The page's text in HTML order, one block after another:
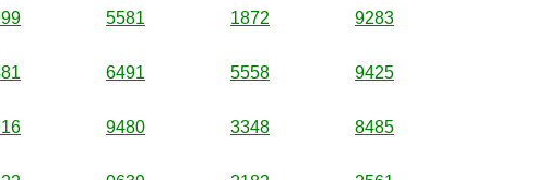
5581 1872 9283
6491 5558 9425
9480 3348 8485